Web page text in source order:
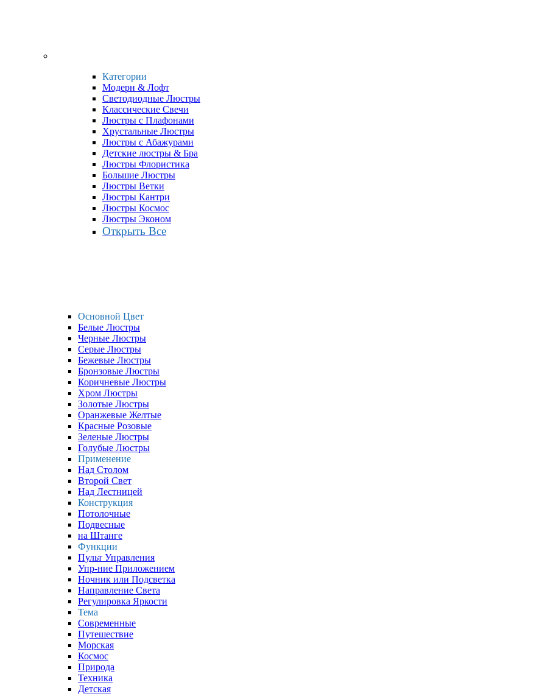
Категории
Модерн & Лофт
Светодиодные Люстры
Классические Свечи
Люстры с Плафонами
Хрустальные Люстры
Люстры с Абажурами
Детские люстры & Бра
Люстры Флористика
Большие Люстры
Люстры Ветки
Люстры Кантри
Люстры Космос
Люстры Эконом
Открыть Все
Основной Цвет
Белые Люстры
Черные Люстры
Серые Люстры
Бежевые Люстры
Бронзовые Люстры
Коричневые Люстры
Хром Люстры
Золотые Люстры
Оранжевые Желтые
Красные Розовые
Зеленые Люстры
Голубые Люстры
Применение
Над Столом
Второй Свет
Над Лестницей
Конструкция
Потолочные
Подвесные
на Штанге
Функции
Пульт Управления
Упр-ние Приложением
Ночник или Подсветка
Направление Света
Регулировка Яркости
Тема
Современные
Путешествие
Морская
Космос
Природа
Техника
Детская